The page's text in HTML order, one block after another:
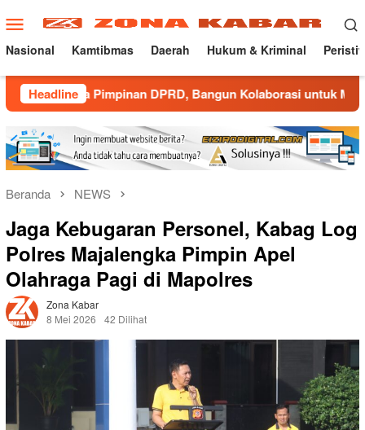
ke
konten
Menu
Mobile
Nasional Kamtibmas Daerah Hukum & Kriminal
HeadlineDPRD, Bangun Kolaborasi untuk Majalengka
Beranda NEWS
Jaga Kebugaran Personel, Kabag Log
Polres Majalengka Pimpin Apel
Olahraga Pagi di Mapolres
Zona Kabar
8 Mei 2026
42 Dilihat